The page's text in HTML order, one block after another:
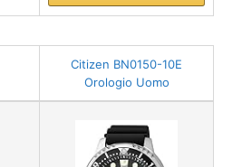
Citizen BN0150-10E
Orologio Uomo